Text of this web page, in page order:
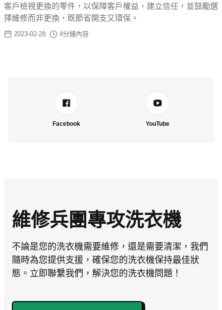
客戶檢視更換的零件，以保障客戶權益，建立信任，並鼓勵選
擇維修而非更換，既節省開支又環保。
2023-02-28 4分鐘內容
Facebook YouTube
維修兵團專攻洗衣機
不論是您的洗衣機需要維修，還是需要清潔，我們
隨時為您提供支援，確保您的洗衣機保持最佳狀
態。立即聯繫我們，解決您的洗衣機問題！